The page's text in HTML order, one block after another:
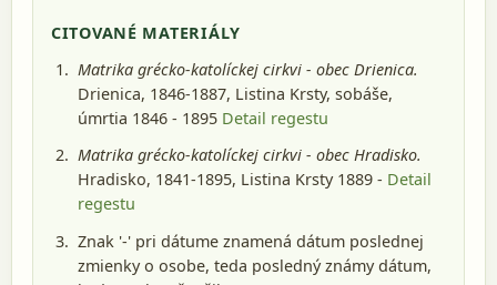
CITOVANÉ MATERIÁLY
Matrika grécko-katolíckej cirkvi - obec Drienica.
Drienica, 1846-1887, Listina Krsty, sobáše,
úmrtia 1846 - 1895 Detail regestu
Matrika grécko-katolíckej cirkvi - obec Hradisko.
Hradisko, 1841-1895, Listina Krsty 1889 - Detail
regestu
Znak '-' pri dátume znamená dátum poslednej
zmienky o osobe, teda posledný známy dátum,